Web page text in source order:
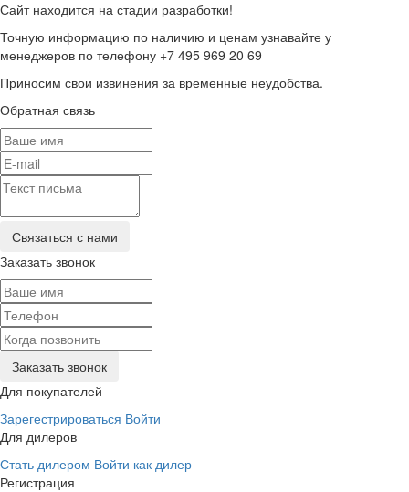
Сайт находится на стадии разработки!
Точную информацию по наличию и ценам узнавайте у
менеджеров по телефону +7 495 969 20 69
Приносим свои извинения за временные неудобства.
Обратная связь
Заказать звонок
Для покупателей
Зарегестрироваться Войти
Для дилеров
Стать дилером Войти как дилер
Регистрация